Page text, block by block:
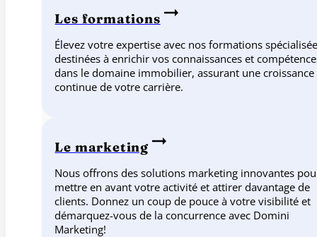
Les formations
Élevez votre expertise avec nos formations
destinées à enrichir vos connaissances et
dans le domaine immobilier, assurant une croissance
continue de votre carrière.
Le marketing
Nous offrons des solutions marketing innovantes
mettre en avant votre activité et attirer davantage de
clients. Donnez un coup de pouce à votre visibilité et
démarquez-vous de la concurrence avec Domini
Marketing!